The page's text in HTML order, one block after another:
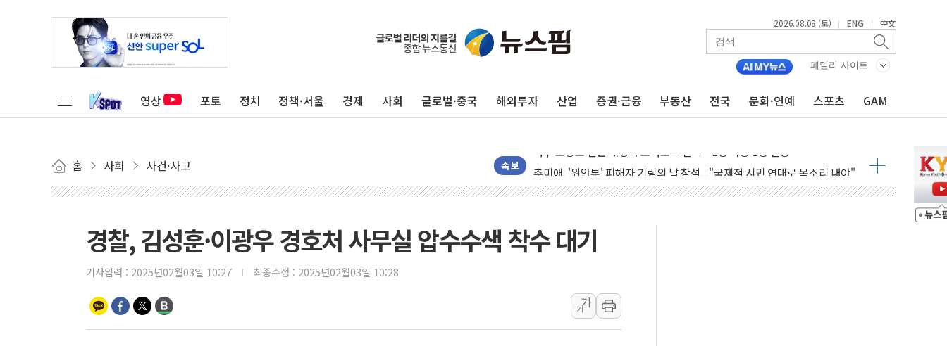
2026.08.08 (토) | ENG | 中文
패밀리 사이트
영상 포토 정치 정책·서울 경제 사회 글로벌·중국 해외투자 산업 증권·금융 부동산 전국 문화·연예 스포츠 GAM
홈 사회 사건·사고 속보
서울 중랑구 주택가서 흉기 난동…60대 남성 2명 숨져
李대통령 "결혼 때문에 손해 보는 일 없게"…'결혼 페널티' 22개 과제 손본다
추미애, '위안부' 피해자 기림의 날 참석..."국제적 시민 연대로 목소리 내야"
인천 선재도 갯벌서 해루질 중 실종 60대 나흘만에 숨진 채 발견
'화합' 꺼낸 김민석에 '뻔뻔' 받아친 정청래…제주 연설서 신경전 고조
李대통령, ISA 개편 재검토 지시…與 "적극 환영"·野 "졸속 국정"
연일 폭염에 온열질환 사망 23명…정부, 비상대응기구 가동
中 전방위 아파트 부양, 수도 베이징도 부동산 규제 철폐
인제 용대리 계곡서 수위 상승으로 피서객 7명 고립…전원 구조
경찰, 김성훈·이광우 경호처 사무실 압수수색 착수 대기
기사입력 : 2025년02월03일 10:27 최종수정 : 2025년02월03일 10:28
가
가